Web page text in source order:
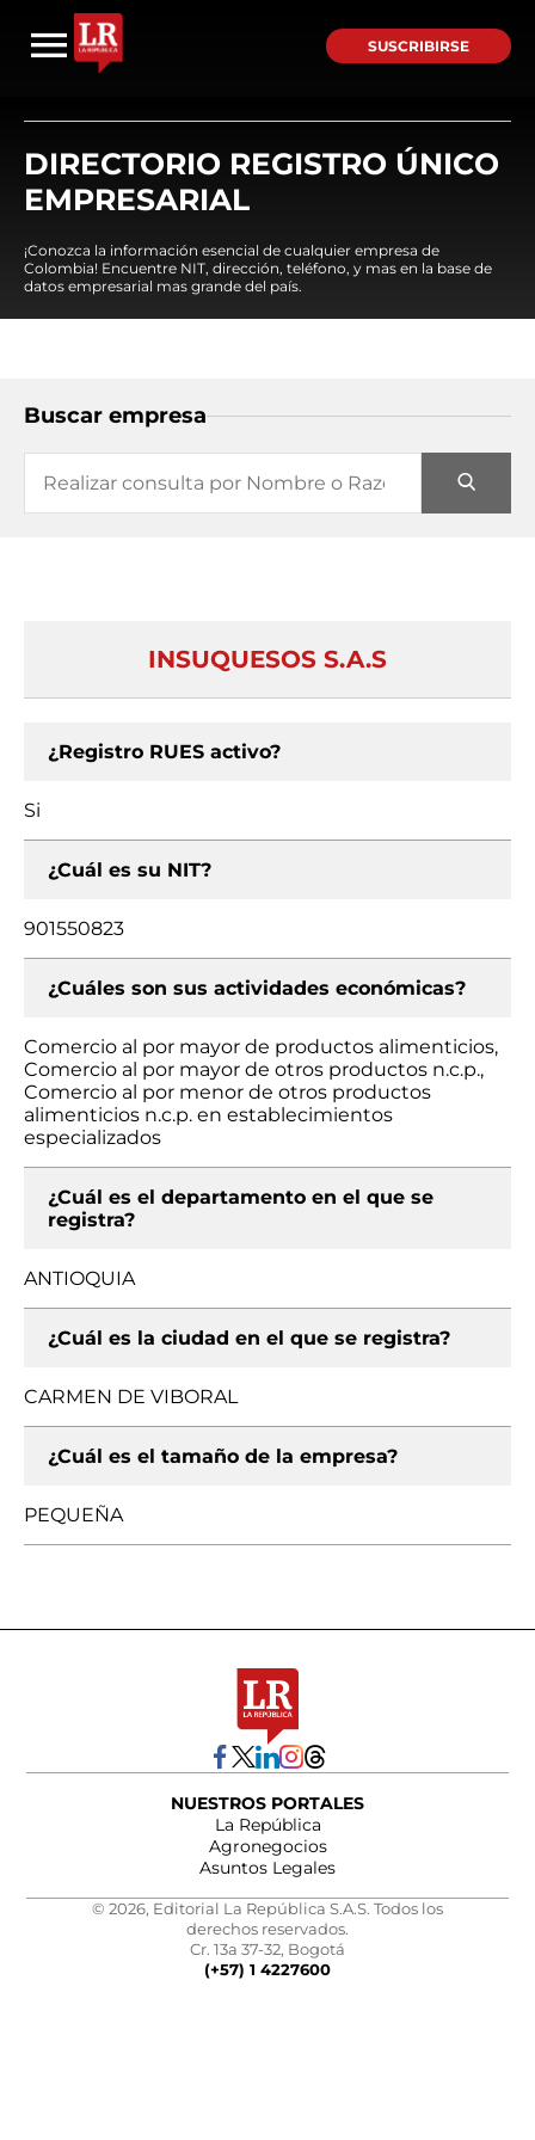
SUSCRIBIRSE
DIRECTORIO REGISTRO ÚNICO
EMPRESARIAL
¡Conozca la información esencial de cualquier empresa de
Colombia! Encuentre NIT, dirección, teléfono, y mas en la base de
datos empresarial mas grande del país.
Buscar empresa
INSUQUESOS S.A.S
¿Registro RUES activo?
Si
¿Cuál es su NIT?
901550823
¿Cuáles son sus actividades económicas?
Comercio al por mayor de productos alimenticios,
Comercio al por mayor de otros productos n.c.p.,
Comercio al por menor de otros productos
alimenticios n.c.p. en establecimientos
especializados
¿Cuál es el departamento en el que se
registra?
ANTIOQUIA
¿Cuál es la ciudad en el que se registra?
CARMEN DE VIBORAL
¿Cuál es el tamaño de la empresa?
PEQUEÑA
NUESTROS PORTALES
La República
Agronegocios
Asuntos Legales
© 2026, Editorial La República S.A.S. Todos los
derechos reservados.
Cr. 13a 37-32, Bogotá
(+57) 1 4227600